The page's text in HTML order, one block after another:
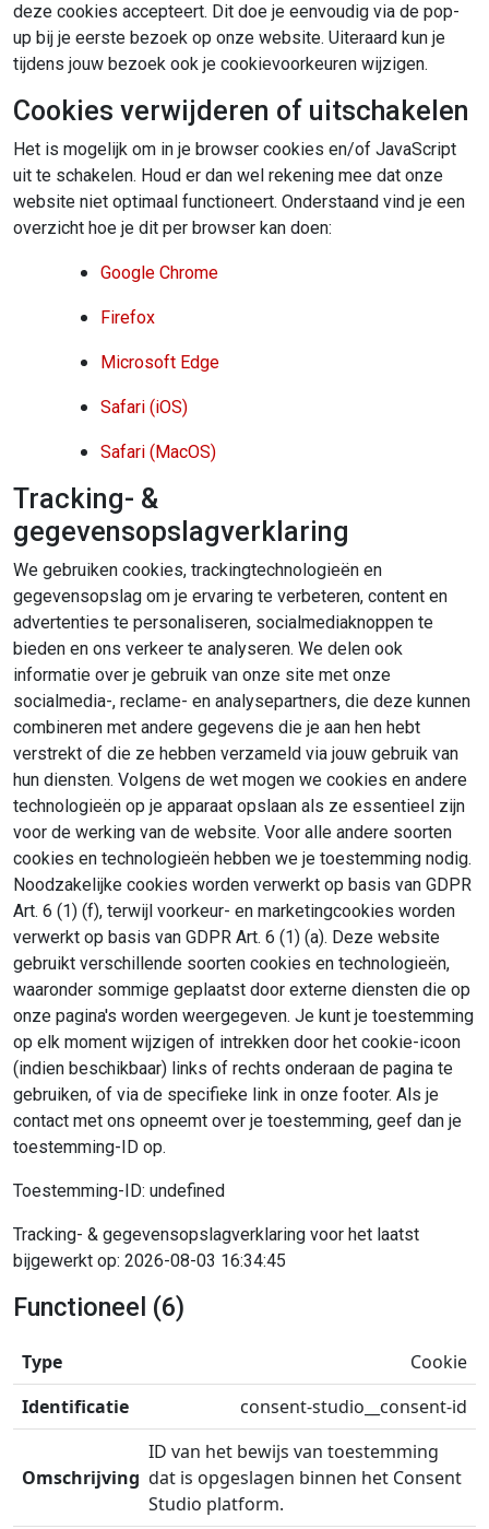
deze cookies accepteert. Dit doe je eenvoudig via de pop-
up bij je eerste bezoek op onze website. Uiteraard kun je
tijdens jouw bezoek ook je cookievoorkeuren wijzigen.
Cookies verwijderen of uitschakelen
Het is mogelijk om in je browser cookies en/of JavaScript
uit te schakelen. Houd er dan wel rekening mee dat onze
website niet optimaal functioneert. Onderstaand vind je een
overzicht hoe je dit per browser kan doen:
Google Chrome
Firefox
Microsoft Edge
Safari (iOS)
Safari (MacOS)
Tracking- &
gegevensopslagverklaring
We gebruiken cookies, trackingtechnologieën en
gegevensopslag om je ervaring te verbeteren, content en
advertenties te personaliseren, socialmediaknoppen te
bieden en ons verkeer te analyseren. We delen ook
informatie over je gebruik van onze site met onze
socialmedia-, reclame- en analysepartners, die deze kunnen
combineren met andere gegevens die je aan hen hebt
verstrekt of die ze hebben verzameld via jouw gebruik van
hun diensten. Volgens de wet mogen we cookies en andere
technologieën op je apparaat opslaan als ze essentieel zijn
voor de werking van de website. Voor alle andere soorten
cookies en technologieën hebben we je toestemming nodig.
Noodzakelijke cookies worden verwerkt op basis van GDPR
Art. 6 (1) (f), terwijl voorkeur- en marketingcookies worden
verwerkt op basis van GDPR Art. 6 (1) (a). Deze website
gebruikt verschillende soorten cookies en technologieën,
waaronder sommige geplaatst door externe diensten die op
onze pagina's worden weergegeven. Je kunt je toestemming
op elk moment wijzigen of intrekken door het cookie-icoon
(indien beschikbaar) links of rechts onderaan de pagina te
gebruiken, of via de specifieke link in onze footer. Als je
contact met ons opneemt over je toestemming, geef dan je
toestemming-ID op.
Toestemming-ID: undefined
Tracking- & gegevensopslagverklaring voor het laatst
bijgewerkt op: 2026-08-03 16:34:45
Functioneel (6)
Cookie
consent-studio__consent-id
ID van het bewijs van toestemming
dat is opgeslagen binnen het Consent
Studio platform.